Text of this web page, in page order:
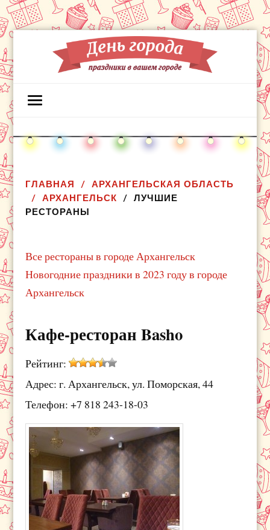
ГЛАВНАЯ
АРХАНГЕЛЬСКАЯ ОБЛАСТЬ
АРХАНГЕЛЬСК
ЛУЧШИЕ
РЕСТОРАНЫ
Все рестораны в городе Архангельск
Новогодние праздники в 2023 году в городе
Архангельск
Кафе-ресторан Basho
Рейтинг:
Адрес: г. Архангельск, ул. Поморская, 44
Телефон: +7 818 243-18-03